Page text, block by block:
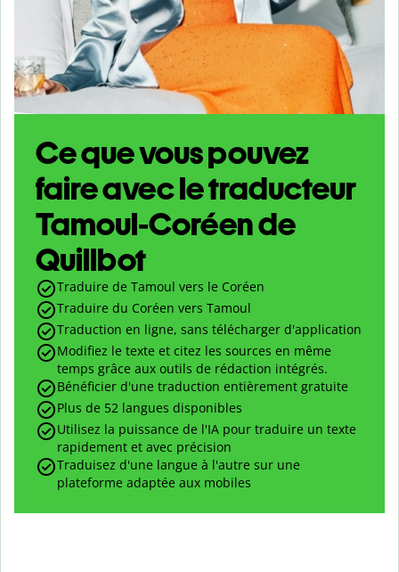
Ce que vous pouvez
faire avec le traducteur
Tamoul-Coréen de
Quillbot
Traduire de Tamoul vers le Coréen
Traduire du Coréen vers Tamoul
Traduction en ligne, sans télécharger d'application
Modifiez le texte et citez les sources en même
temps grâce aux outils de rédaction intégrés.
Bénéficier d'une traduction entièrement gratuite
Plus de 52 langues disponibles
Utilisez la puissance de l'IA pour traduire un texte
rapidement et avec précision
Traduisez d'une langue à l'autre sur une
plateforme adaptée aux mobiles